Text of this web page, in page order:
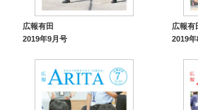
広報有田
2019年9月号
広報有
2019